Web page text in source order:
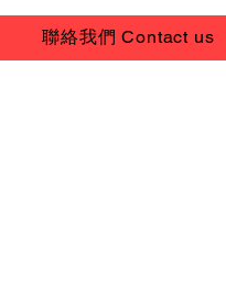
聯絡我們 Contact us